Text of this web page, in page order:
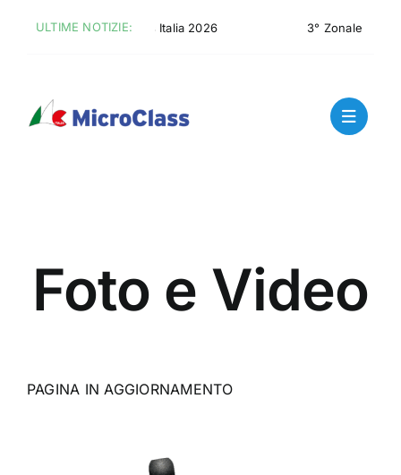
ULTIME NOTIZIE:
Crociera MicroClass Italia 2026 3° Zonale –
Foto e Video
PAGINA IN AGGIORNAMENTO